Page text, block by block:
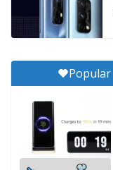
Popular